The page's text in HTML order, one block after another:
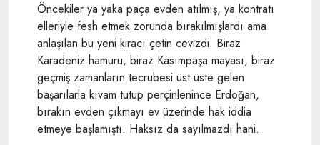
Öncekiler ya yaka paça evden atılmış, ya kontratı
elleriyle fesh etmek zorunda bırakılmışlardı ama
anlaşılan bu yeni kiracı çetin cevizdi. Biraz
Karadeniz hamuru, biraz Kasımpaşa mayası, biraz
geçmiş zamanların tecrübesi üst üste gelen
başarılarla kıvam tutup perçinlenince Erdoğan,
bırakın evden çıkmayı ev üzerinde hak iddia
etmeye başlamıştı. Haksız da sayılmazdı hani.